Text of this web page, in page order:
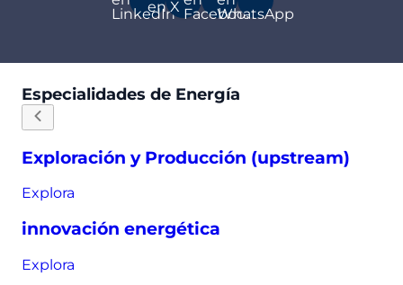
LinkedIn
en X FacebookWhatsApp
Especialidades de Energía
Exploración y Producción (upstream)
Explora
innovación energética
Explora